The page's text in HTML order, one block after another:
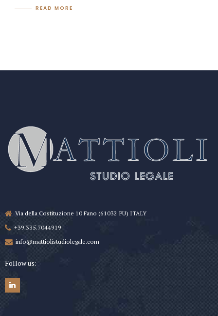
READ MORE
Via della Costituzione 10 Fano (61032 PU) ITALY
+39.335.7044919
info@mattiolistudiolegale.com
Follow us: